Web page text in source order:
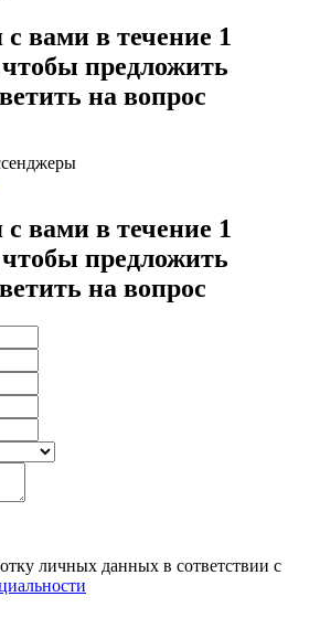
вами в течение 1
чтобы предложить
на вопрос
вами в течение 1
чтобы предложить
на вопрос
личных данных в сответствии с